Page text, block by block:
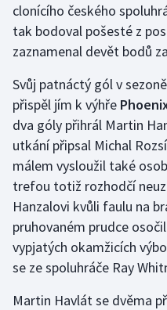
clonícího českého
tak bodoval pošesté z
zaznamenal devět bodů
Svůj patnáctý gól v
přispěl jím k výhře
dva góly přihrál Martin
utkání připsal Michal
málem vysloužil také
trefou totiž rozhodčí
Hanzalovi kvůli faulu na
pruhovaném prudce
vypjatých okamžicích
se ze spoluhráče Ray
Martin Havlát se dvěma